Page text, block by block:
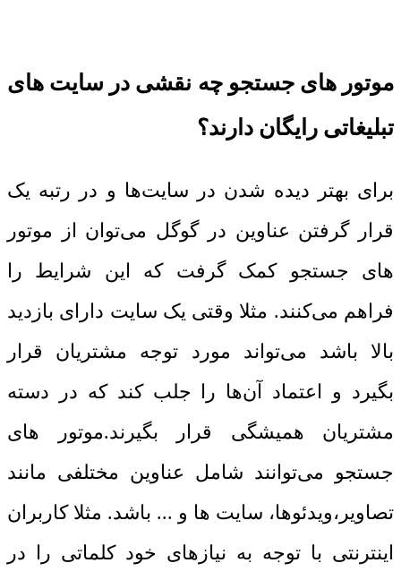
موتور های جستجو چه نقشی در سایت ‌های
تبلیغاتی رایگان دارند؟
برای بهتر دیده شدن در سایت‌ها و در رتبه یک
قرار گرفتن عناوین در گوگل می‌توان از موتور
های جستجو کمک گرفت که این شرایط را
فراهم می‌کنند. مثلا وقتی یک سایت دارای بازدید
بالا باشد می‌تواند مورد توجه مشتریان قرار
بگیرد و اعتماد آن‌ها را جلب کند که در دسته
مشتریان همیشگی قرار بگیرند.موتور های
جستجو می‌توانند شامل عناوین مختلفی مانند
تصاویر،ویدئوها، سایت ها و ... باشد. مثلا کاربران
اینترنتی با توجه به نیازهای خود کلماتی را در